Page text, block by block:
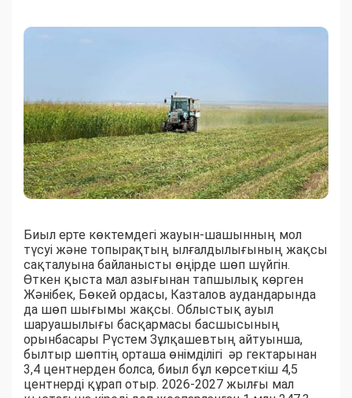
Биыл ерте көктемдегі жауын-шашынның мол
түсуі және топырақтың ылғалдылығының жақсы
сақталуына байланысты өңірде шөп шүйгін.
Өткен қыста мал азығынан тапшылық көрген
Жәнібек, Бөкей ордасы, Казталов аудандарында
да шөп шығымы жақсы. Облыстық ауыл
шаруашылығы басқармасы басшысының
орынбасары Рүстем Зұлқашевтың айтуынша,
былтыр шөптің орташа өнімділігі әр гектарынан
3,4 центнерден болса, биыл бұл көрсеткіш 4,5
центнерді құрап отыр. 2026-2027 жылғы мал